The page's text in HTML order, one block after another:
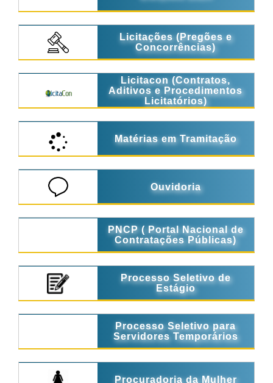
Licitações (Pregões e
Concorrências)
Licitacon (Contratos,
Aditivos e Procedimentos
Licitatórios)
Matérias em Tramitação
Ouvidoria
PNCP ( Portal Nacional de
Contratações Públicas)
Processo Seletivo de
Estágio
Processo Seletivo para
Servidores Temporários
Procuradoria da Mulher